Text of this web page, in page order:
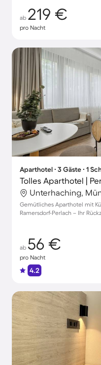
ab 219 €
pro Nacht
Aparthotel ∙ 3 Gäste ∙ 1
Unterhaching,
Gemütliches Aparthotel mit
Ramersdorf-Perlach – Ihr
ab 56 €
pro Nacht
4.2